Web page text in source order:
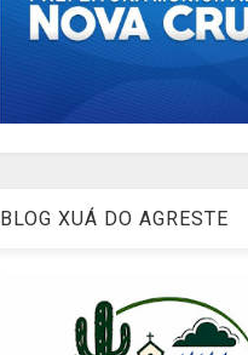
BLOG XUÁ DO AGRESTE